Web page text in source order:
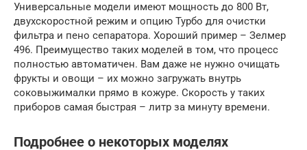
Универсальные модели имеют мощность до 800 Вт,
двухскоростной режим и опцию Турбо для очистки
фильтра и пено сепаратора. Хороший пример – Зелмер
496. Преимущество таких моделей в том, что процесс
полностью автоматичен. Вам даже не нужно очищать
фрукты и овощи – их можно загружать внутрь
соковыжималки прямо в кожуре. Скорость у таких
приборов самая быстрая – литр за минуту времени.
Подробнее о некоторых моделях